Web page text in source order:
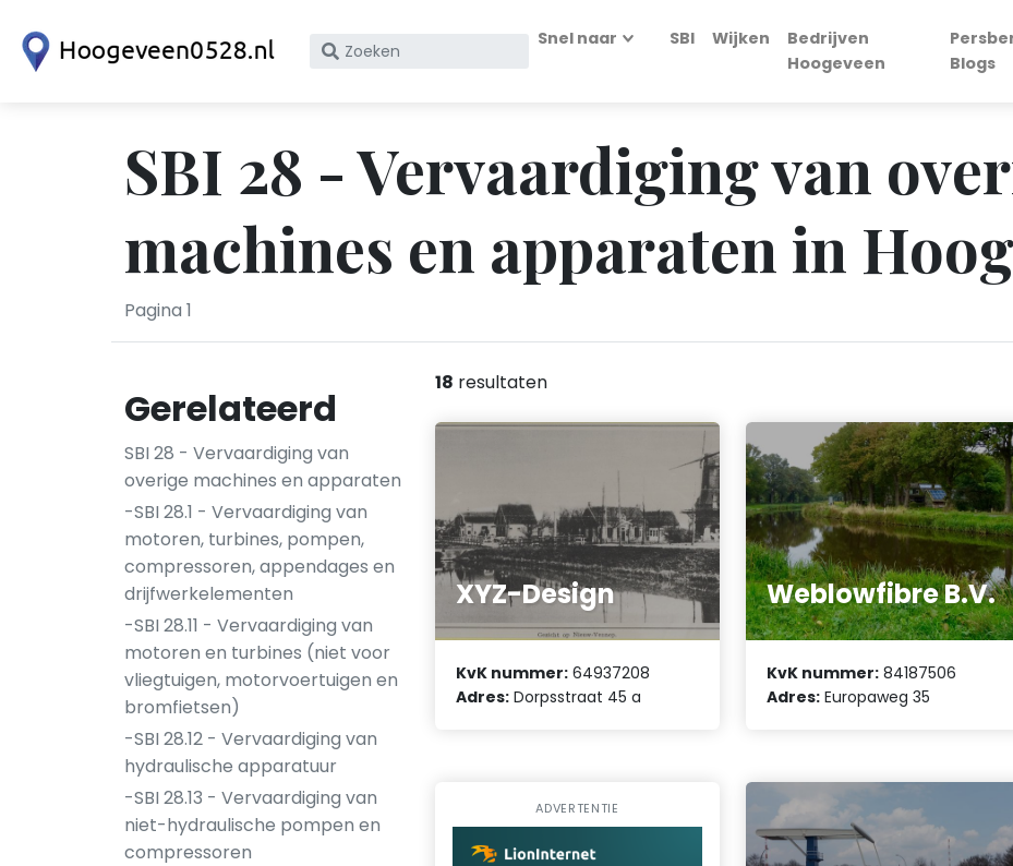
Zoek
KvK
nummer
Snel naar SBI Wijken
Bedrijven
Hoogeveen
Blogs
SBI 28 - Vervaardiging van
machines en apparaten in
Pagina 1
Gerelateerd
SBI 28 - Vervaardiging van
overige machines en apparaten
-SBI 28.1 - Vervaardiging van
motoren, turbines, pompen,
compressoren, appendages en
drijfwerkelementen
-SBI 28.11 - Vervaardiging van
motoren en turbines (niet voor
vliegtuigen, motorvoertuigen en
bromfietsen)
-SBI 28.12 - Vervaardiging van
hydraulische apparatuur
-SBI 28.13 - Vervaardiging van
niet-hydraulische pompen en
compressoren
18 resultaten
XYZ-Design
KvK nummer: 64937208
Adres: Dorpsstraat 45 a
Weblowfibre B.V.
KvK nummer: 84187506
Adres: Europaweg 35
ADVERTENTIE